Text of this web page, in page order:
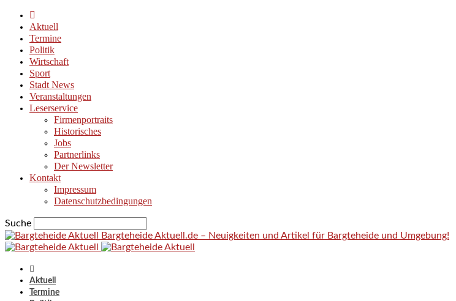
Aktuell
Termine
Politik
Wirtschaft
Sport
Stadt News
Veranstaltungen
Leserservice
Firmenportraits
Historisches
Jobs
Partnerlinks
Der Newsletter
Kontakt
Impressum
Datenschutzbedingungen
Suche
Bargteheide Aktuell.de – Neuigkeiten und Artikel für Bargteheide und Umgebung!
Aktuell
Termine